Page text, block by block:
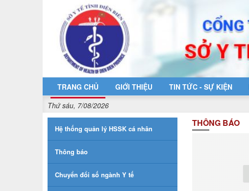
TRANG CHỦ GIỚI THIỆU TIN TỨC - SỰ KIỆN
Thứ sáu, 7/08/2026
THÔNG BÁO
Hệ thống quản lý HSSK cá nhân
Thông báo
Chuyển đổi số ngành Y tế